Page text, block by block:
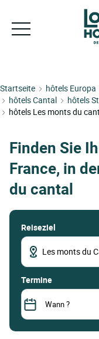
Startseite hôtels Europa
hôtels Cantal
hôtels
hôtels Les monts du
Finden Sie
France, in
du cantal
Reiseziel
termine